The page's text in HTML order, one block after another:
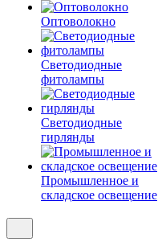
Оптоволокно
Светодиодные
фитолампы
Светодиодные
гирлянды
Промышленное и
складское освещение